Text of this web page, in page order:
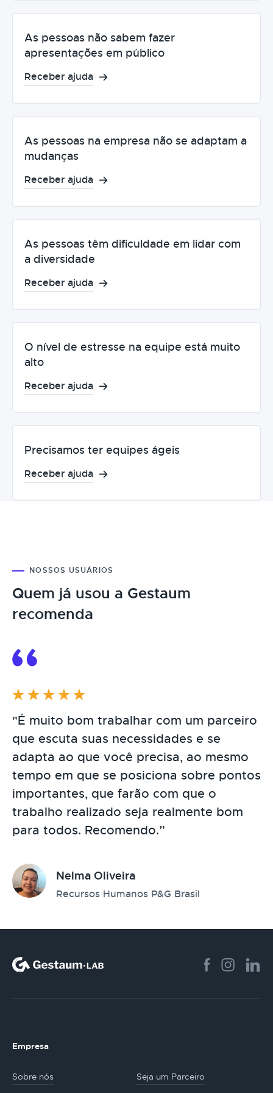
As pessoas não sabem fazer
apresentações em público
Receber ajuda
As pessoas na empresa não se adaptam a
mudanças
Receber ajuda
As pessoas têm dificuldade em lidar com
a diversidade
Receber ajuda
O nível de estresse na equipe está muito
alto
Receber ajuda
Precisamos ter equipes ágeis
Receber ajuda
NOSSOS USUÁRIOS
Quem já usou a Gestaum
recomenda
"É muito bom trabalhar com um parceiro
que escuta suas necessidades e se
adapta ao que você precisa, ao mesmo
tempo em que se posiciona sobre pontos
importantes, que farão com que o
trabalho realizado seja realmente bom
para todos. Recomendo.”
Nelma Oliveira
Recursos Humanos P&G Brasil
Empresa
Sobre nós Seja um Parceiro